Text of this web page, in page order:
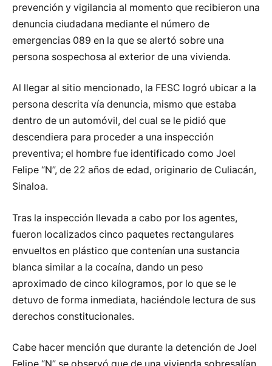
prevención y vigilancia al momento que recibieron una
denuncia ciudadana mediante el número de
emergencias 089 en la que se alertó sobre una
persona sospechosa al exterior de una vivienda.
Al llegar al sitio mencionado, la FESC logró ubicar a la
persona descrita vía denuncia, mismo que estaba
dentro de un automóvil, del cual se le pidió que
descendiera para proceder a una inspección
preventiva; el hombre fue identificado como Joel
Felipe “N”, de 22 años de edad, originario de Culiacán,
Sinaloa.
Tras la inspección llevada a cabo por los agentes,
fueron localizados cinco paquetes rectangulares
envueltos en plástico que contenían una sustancia
blanca similar a la cocaína, dando un peso
aproximado de cinco kilogramos, por lo que se le
detuvo de forma inmediata, haciéndole lectura de sus
derechos constitucionales.
Cabe hacer mención que durante la detención de Joel